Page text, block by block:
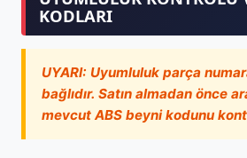
KODLARI
UYARI: Uyumluluk parça
bağlıdır. Satın almadan önce
mevcut ABS beyni kodunu